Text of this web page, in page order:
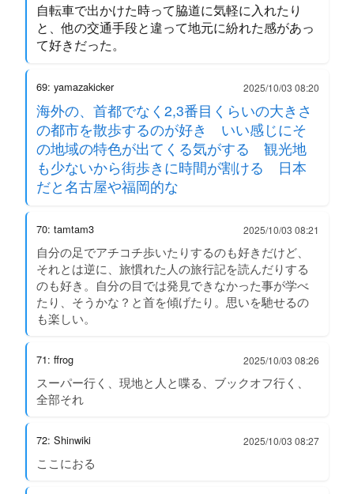
自転車で出かけた時って脇道に気軽に入れたり
と、他の交通手段と違って地元に紛れた感があっ
て好きだった。
69: yamazakicker 2025/10/03 08:20
海外の、首都でなく2,3番目くらいの大きさ
の都市を散歩するのが好き いい感じにそ
の地域の特色が出てくる気がする 観光地
も少ないから街歩きに時間が割ける 日本
だと名古屋や福岡的な
70: tamtam3 2025/10/03 08:21
自分の足でアチコチ歩いたりするのも好きだけど、
それとは逆に、旅慣れた人の旅行記を読んだりする
のも好き。自分の目では発見できなかった事が学べ
たり、そうかな？と首を傾げたり。思いを馳せるの
も楽しい。
71: ffrog 2025/10/03 08:26
スーパー行く、現地と人と喋る、ブックオフ行く、
全部それ
72: Shinwiki 2025/10/03 08:27
ここにおる